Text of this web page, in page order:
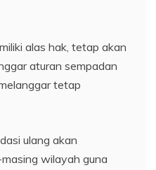
alas hak, tetap akan
aturan sempadan
tetap
ulang akan
wilayah guna